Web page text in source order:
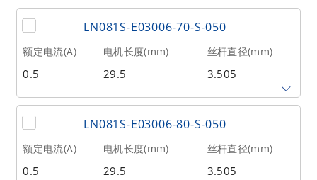
LN081S-E03006-70-S-050
额定电流(A) 电机长度(mm) 丝杆直径(mm)
0.5 29.5 3.505
丝杆导程(mm) 丝杆长度(mm) 额定推力(N
@300RPM)
相数 转子惯量(g•cm²) 重量(kg)
LN081S-E03006-80-S-050
额定电流(A) 电机长度(mm) 丝杆直径(mm)
0.5 29.5 3.505